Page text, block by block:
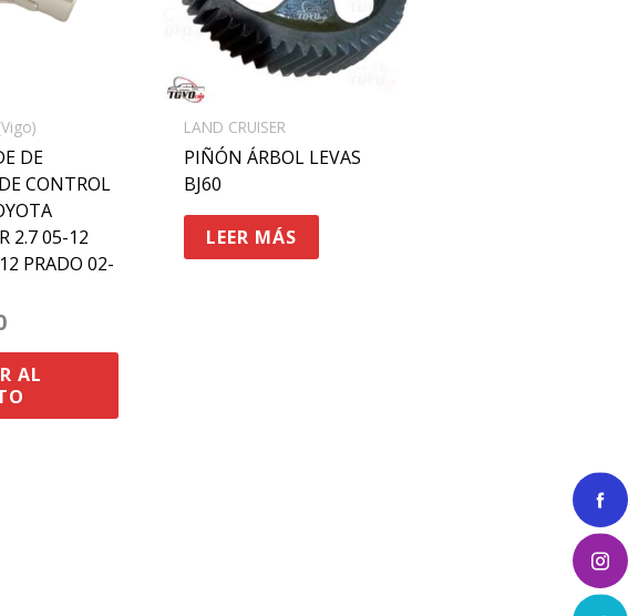
DE
CONTROL
2.7 05-12
PRADO 02-
AL
LAND CRUISER
PIÑÓN ÁRBOL LEVAS
BJ60
LEER MÁS